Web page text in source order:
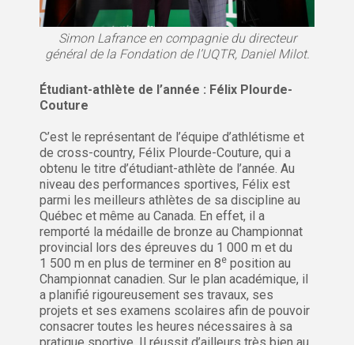
Simon Lafrance en compagnie du directeur
général de la Fondation de l’UQTR, Daniel Milot.
Étudiant-athlète de l’année : Félix Plourde-
Couture
C’est le représentant de l’équipe d’athlétisme et
de cross-country, Félix Plourde-Couture, qui a
obtenu le titre d’étudiant-athlète de l’année. Au
niveau des performances sportives, Félix est
parmi les meilleurs athlètes de sa discipline au
Québec et même au Canada. En effet, il a
remporté la médaille de bronze au Championnat
provincial lors des épreuves du 1 000 m et du
1 500 m en plus de terminer en 8e position au
Championnat canadien. Sur le plan académique, il
a planifié rigoureusement ses travaux, ses
projets et ses examens scolaires afin de pouvoir
consacrer toutes les heures nécessaires à sa